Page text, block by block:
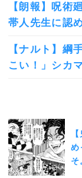
【朗報】呪術
帯人先生に認
【ナルト】綱
こい！」シカ
め
そ